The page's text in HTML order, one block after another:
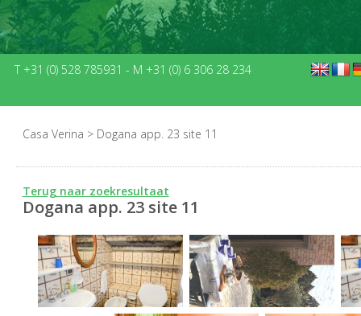
T +31 (0) 528 785931 - M +31 (0) 6 306 28 234
Casa Verina > Dogana app. 23 site 11
Terug naar zoekresultaat
Dogana app. 23 site 11